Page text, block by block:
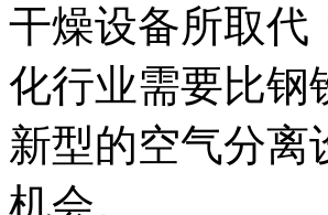
干燥设备所取代
化行业需要比钢
新型的空气分离
机会。